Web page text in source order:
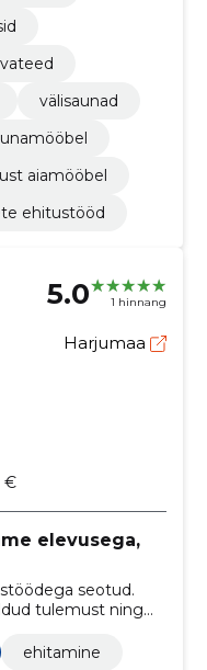
välisaunad
aiamööbel
ehitustööd
5.0 1 hinnang
Harjumaa
€
elevusega,
seotud.
tulemust ning
ehitamine